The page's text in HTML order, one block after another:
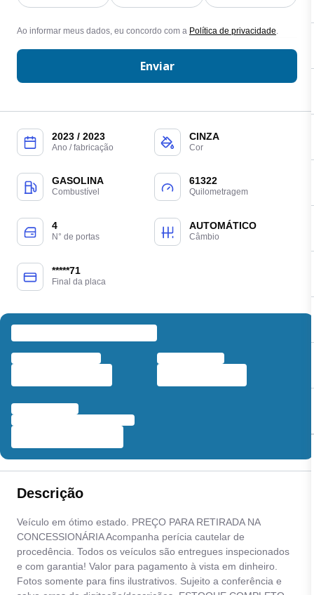
2023 / 2023
Ano / fabricação
CINZA
Cor
GASOLINA
Combustível
61322
Quilometragem
4
N° de portas
AUTOMÁTICO
Câmbio
*****71
Final da placa
Descrição
Veículo em ótimo estado. PREÇO PARA RETIRADA NA
CONCESSIONÁRIA Acompanha perícia cautelar de
procedência. Todos os veículos são entregues inspecionados
e com garantia! Valor para pagamento à vista em dinheiro.
Fotos somente para fins ilustrativos. Sujeito a conferência e
Ao informar meus dados, eu concordo com a Política de privacidade
Enviar